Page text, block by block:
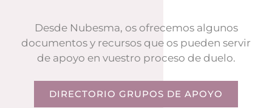
Desde Nubesma, os ofrecemos algunos
documentos y recursos que os pueden servir
de apoyo en vuestro proceso de duelo.
DIRECTORIO GRUPOS DE APOYO